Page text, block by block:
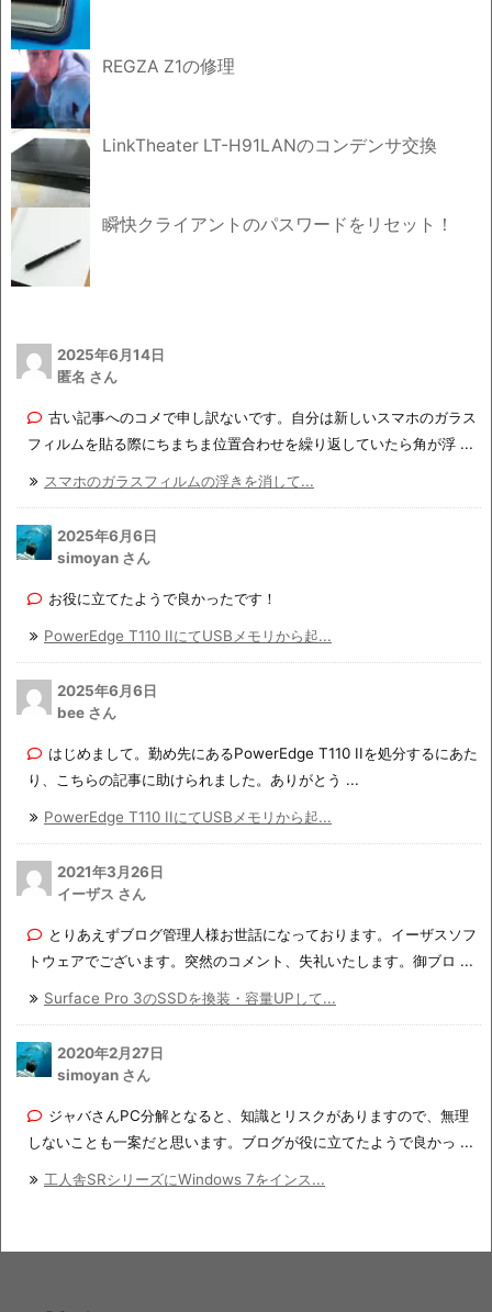
REGZA Z1の修理
LinkTheater LT-H91LANのコンデンサ交換
瞬快クライアントのパスワードをリセット！
2025年6月14日
匿名 さん
古い記事へのコメで申し訳ないです。自分は新しいスマホのガラス
フィルムを貼る際にちまちま位置合わせを繰り返していたら角が浮 ...
スマホのガラスフィルムの浮きを消して...
2025年6月6日
simoyan さん
お役に立てたようで良かったです！
PowerEdge T110 IIにてUSBメモリから起...
2025年6月6日
bee さん
はじめまして。勤め先にあるPowerEdge T110 IIを処分するにあた
り、こちらの記事に助けられました。ありがとう ...
PowerEdge T110 IIにてUSBメモリから起...
2021年3月26日
イーザス さん
とりあえずブログ管理人様お世話になっております。イーザスソフ
トウェアでございます。突然のコメント、失礼いたします。御ブロ ...
Surface Pro 3のSSDを換装・容量UPして...
2020年2月27日
simoyan さん
ジャバさんPC分解となると、知識とリスクがありますので、無理
しないことも一案だと思います。ブログが役に立てたようで良かっ ...
工人舎SRシリーズにWindows 7をインス...